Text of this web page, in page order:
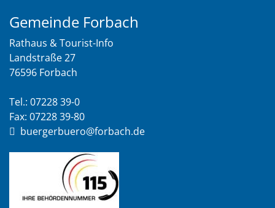
Gemeinde Forbach
Rathaus & Tourist-Info
Landstraße 27
76596 Forbach
Tel.: 07228 39-0
Fax: 07228 39-80
buergerbuero@forbach.de